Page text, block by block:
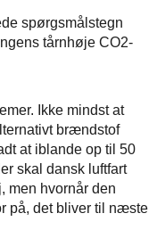
spørgsmålstegn
tårnhøje CO2-
Ikke mindst at
brændstof
at iblande op til 50
skal dansk luftfart
men hvornår den
på, det bliver til næste